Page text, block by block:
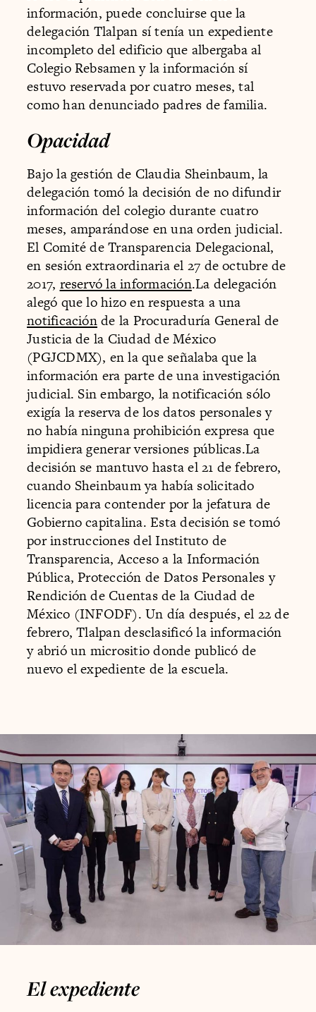
información, puede concluirse que la
delegación Tlalpan sí tenía un expediente
incompleto del edificio que albergaba al
Colegio Rebsamen y la información sí
estuvo reservada por cuatro meses, tal
como han denunciado padres de familia.
Opacidad
Bajo la gestión de Claudia Sheinbaum, la
delegación tomó la decisión de no difundir
información del colegio durante cuatro
meses, amparándose en una orden judicial.
El Comité de Transparencia Delegacional,
en sesión extraordinaria el 27 de octubre de
2017, reservó la información.La delegación
alegó que lo hizo en respuesta a una
notificaciónde la Procuraduría General de
Justicia de la Ciudad de México
(PGJCDMX), en la que señalaba que la
información era parte de una investigación
judicial. Sin embargo, la notificación sólo
exigía la reserva de los datos personales y
no había ninguna prohibición expresa que
impidiera generar versiones públicas.La
decisión se mantuvo hasta el 21 de febrero,
cuando Sheinbaum ya había solicitado
licencia para contender por la jefatura de
Gobierno capitalina. Esta decisión se tomó
por instrucciones del Instituto de
Transparencia, Acceso a la Información
Pública, Protección de Datos Personales y
Rendición de Cuentas de la Ciudad de
México (INFODF). Un día después, el 22 de
febrero, Tlalpan desclasificó la información
y abrió un micrositio donde publicó de
nuevo el expediente de la escuela.
El expediente